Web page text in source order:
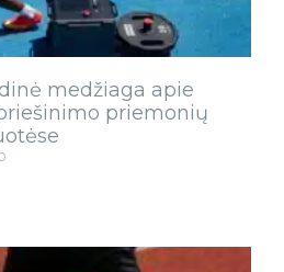
medžiaga apie
priemonių